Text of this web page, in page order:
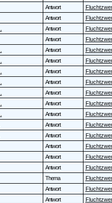
Antwort
Antwort
Antwort
Antwort
Antwort
Antwort
Antwort
Antwort
Antwort
Antwort
Antwort
Antwort
Antwort
Antwort
Antwort
Antwort
Thema
Antwort
Antwort